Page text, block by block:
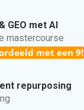
GEO met AI
mastercourse
met een 9!
repurposing